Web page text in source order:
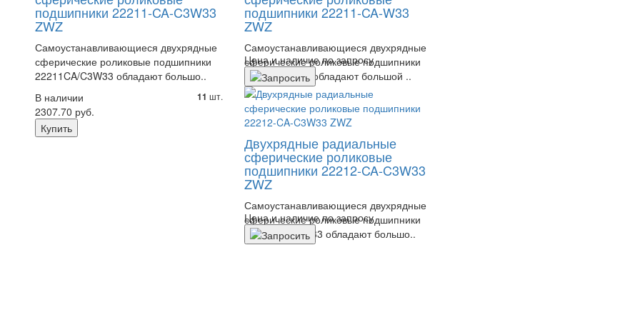
подшипники 22211-CA-C3W33
ZWZ
Самоустанавливающиеся двухрядные
сферические роликовые подшипники
22211CA/C3W33 обладают большо..
В наличии
11 шт.
2307.70 руб.
Купить
подшипники 22211-CA-W33
ZWZ
Самоустанавливающиеся двухрядные
сферические роликовые подшипники
22211CA/W33 обладают большой ..
Цена и наличие по запросу
Двухрядные радиальные
сферические роликовые
подшипники 22212-CA-C3W33
ZWZ
Самоустанавливающиеся двухрядные
сферические роликовые подшипники
22212CA/C3W33 обладают большо..
Цена и наличие по запросу